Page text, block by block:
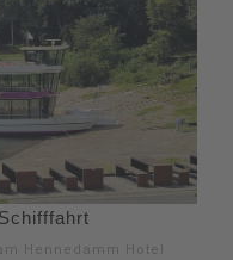
Hennedamm Hotel